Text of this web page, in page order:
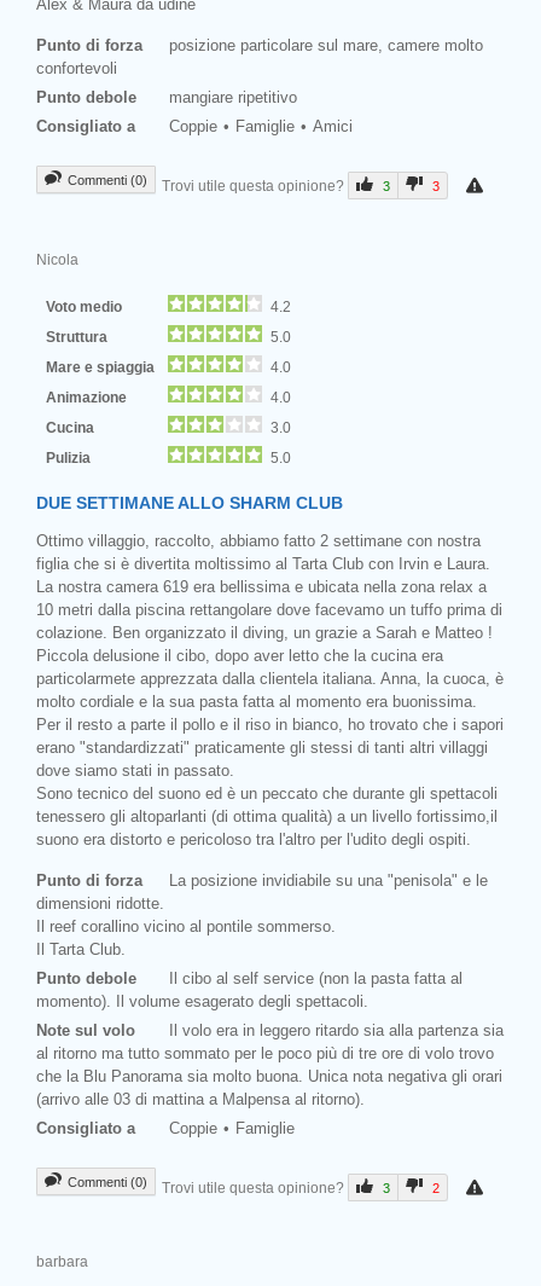
Alex & Maura da udine
Punto di forza
posizione particolare sul mare, camere molto
confortevoli
Punto debole
mangiare ripetitivo
Consigliato a
Coppie Famiglie Amici
Commenti (0) Trovi utile questa opinione? 3 3
Nicola
Voto medio
4.2
Struttura
5.0
Mare e spiaggia
4.0
Animazione
4.0
Cucina
3.0
Pulizia
5.0
DUE SETTIMANE ALLO SHARM CLUB
Ottimo villaggio, raccolto, abbiamo fatto 2 settimane con nostra
figlia che si è divertita moltissimo al Tarta Club con Irvin e Laura.
La nostra camera 619 era bellissima e ubicata nella zona relax a
10 metri dalla piscina rettangolare dove facevamo un tuffo prima di
colazione. Ben organizzato il diving, un grazie a Sarah e Matteo !
Piccola delusione il cibo, dopo aver letto che la cucina era
particolarmete apprezzata dalla clientela italiana. Anna, la cuoca, è
molto cordiale e la sua pasta fatta al momento era buonissima.
Per il resto a parte il pollo e il riso in bianco, ho trovato che i sapori
erano "standardizzati" praticamente gli stessi di tanti altri villaggi
dove siamo stati in passato.
Sono tecnico del suono ed è un peccato che durante gli spettacoli
tenessero gli altoparlanti (di ottima qualità) a un livello fortissimo,il
suono era distorto e pericoloso tra l'altro per l'udito degli ospiti.
Punto di forza
La posizione invidiabile su una "penisola" e le
dimensioni ridotte.
Il reef corallino vicino al pontile sommerso.
Il Tarta Club.
Punto debole
Il cibo al self service (non la pasta fatta al
momento). Il volume esagerato degli spettacoli.
Note sul volo
Il volo era in leggero ritardo sia alla partenza sia
al ritorno ma tutto sommato per le poco più di tre ore di volo trovo
che la Blu Panorama sia molto buona. Unica nota negativa gli orari
(arrivo alle 03 di mattina a Malpensa al ritorno).
Consigliato a
Coppie Famiglie
Commenti (0) Trovi utile questa opinione? 3 2
barbara